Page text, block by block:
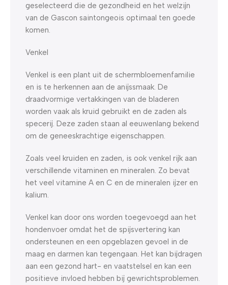
geselecteerd die de gezondheid en het welzijn
van de Gascon saintongeois optimaal ten goede
komen.
Venkel
Venkel is een plant uit de schermbloemenfamilie
en is te herkennen aan de anijssmaak. De
draadvormige vertakkingen van de bladeren
worden vaak als kruid gebruikt en de zaden als
specerij. Deze zaden staan al eeuwenlang bekend
om de geneeskrachtige eigenschappen.
Zoals veel kruiden en zaden, is ook venkel rijk aan
verschillende vitaminen en mineralen. Zo bevat
het veel vitamine A en C en de mineralen ijzer en
kalium.
Venkel kan door ons worden toegevoegd aan het
hondenvoer omdat het de spijsvertering kan
ondersteunen en een opgeblazen gevoel in de
maag en darmen kan tegengaan. Het kan bijdragen
aan een gezond hart- en vaatstelsel en kan een
positieve invloed hebben bij gewrichtsproblemen.